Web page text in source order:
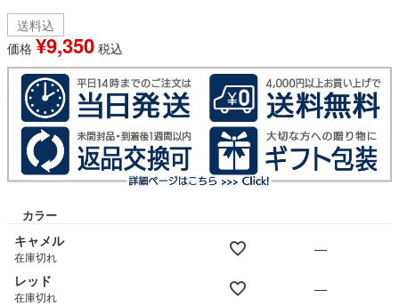
送料込
価格 ¥9,350 税込
カラー
キャメル
在庫切れ
—
レッド
在庫切れ —